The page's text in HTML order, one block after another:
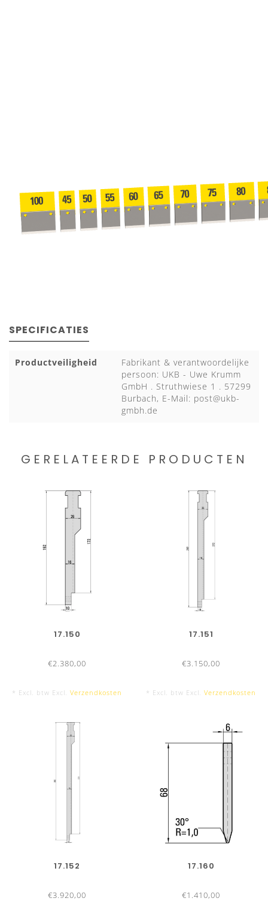
SPECIFICATIES
Productveiligheid
Fabrikant & verantwoordelijke
persoon: UKB - Uwe Krumm
GmbH . Struthwiese 1 . 57299
Burbach, E-Mail: post@ukb-
gmbh.de
GERELATEERDE PRODUCTEN
17.150
€2.380,00
* Excl. btw Excl. Verzendkosten
17.151
€3.150,00
* Excl. btw Excl. Verzendkosten
17.152
€3.920,00
17.160
€1.410,00